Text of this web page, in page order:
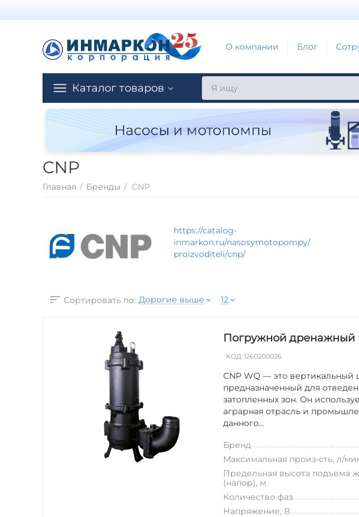
О компании Блог
Каталог товаров
CNP
Главная / Бренды / CNP
https://catalog-
inmarkon.ru/nasosymotopompy/
proizvoditeli/cnp/
Сортировать по: Дорогие выше 12
Погружной дренажный
КОД:1260200026
CNP WQ — это вертикальный
предназначенный для
затопленных зон. Он
аграрная отрасль и
данного...
Бренд
Максимальная произ-сть, л/
Предельная высота подъема
(напор), м
Количество фаз
Напряжение, В